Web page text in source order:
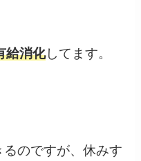
給消化してます。
のですが、休みす